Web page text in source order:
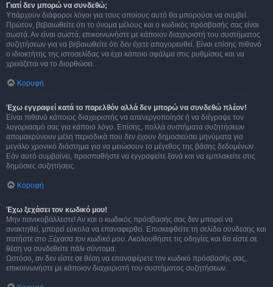
Γιατί δεν μπορώ να συνδεθώ;
Υπάρχουν διάφοροι λόγοι για τους οποίους αυτό θα μπορούσε να συμβεί.
Πρώτον, βεβαιωθείτε ότι το όνομα μέλους και ο κωδικός πρόσβασής σας είναι
σωστά. Αν είναι σωστά, επικοινωνήστε με κάποιον διαχειριστή του συστήματος
συζητήσεων για να βεβαιωθείτε ότι δεν έχετε απαγορευθεί. Είναι επίσης πιθανό
ο ιδιοκτήτης της ιστοσελίδας να έχει κάποιο σφάλμα στις ρυθμίσεις και να
χρειάζεται να το διορθώσει.
Κορυφή
Έχω εγγραφεί κατά το παρελθόν αλλά δεν μπορώ να συνδεθώ πλέον!
Είναι πιθανό κάποιος διαχειριστής να απενεργοποίησε ή να διέγραψε τον
λογαριασμό σας για κάποιο λόγο. Επίσης, πολλά συστήματα συζητήσεων
απομακρύνουν μέλη περιοδικά που δεν έχουν δημοσιεύσει μηνύματα για
μεγάλο χρονικό διάστημα για να μειώσουν το μέγεθος της βάσης δεδομένων.
Εάν αυτό συμβαίνει, προσπαθήστε να εγγραφείτε ξανά και να εμπλακείτε στις
δημόσιες συζητήσεις.
Κορυφή
Έχω ξεχάσει τον κωδικό μου!
Μην πανικοβάλλεστε! Αν και ο κωδικός πρόσβασής σας δεν μπορεί να
ανακτηθεί, μπορεί εύκολα να επαναφερθεί. Επισκεφθείτε τη σελίδα σύνδεσης και
πατήστε στο Ξέχασα τον κωδικό μου. Ακολουθήστε τις οδηγίες και θα είστε σε
θέση να συνδεθείτε πάλι σύντομα.
Ωστόσο, αν δεν είστε σε θέση να επαναφέρετε τον κωδικό πρόσβασής σας,
επικοινωνήστε με κάποιον διαχειριστή του συστήματος συζητήσεων.